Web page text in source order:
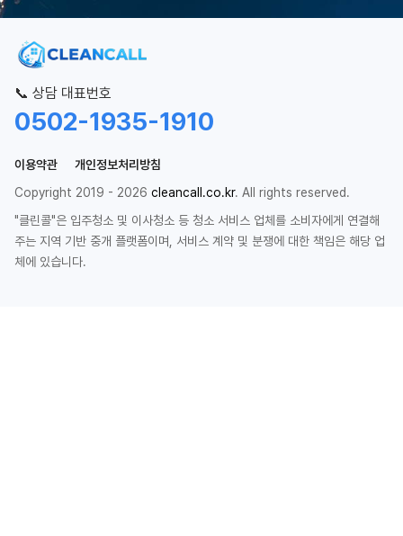
📞 상담 대표번호
0502-1935-1910
이용약관
개인정보처리방침
Copyright 2019 - 2026 cleancall.co.kr. All rights reserved.
"클린콜"은 입주청소 및 이사청소 등 청소 서비스 업체를 소비자에게 연결해
주는 지역 기반 중개 플랫폼이며, 서비스 계약 및 분쟁에 대한 책임은 해당 업
체에 있습니다.